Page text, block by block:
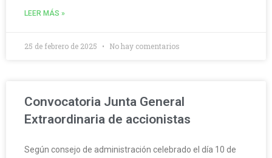
LEER MÁS »
25 de febrero de 2025 No hay comentarios
Convocatoria Junta General
Extraordinaria de accionistas
Según consejo de administración celebrado el día 10 de